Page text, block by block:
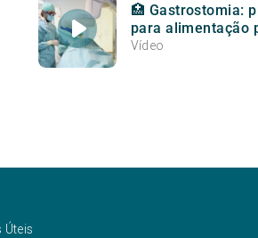
🏥 Gastrostomia:
para alimentação
Vídeo
Úteis